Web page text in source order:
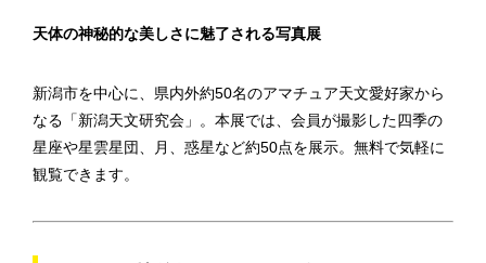
天体の神秘的な美しさに魅了される写真展
新潟市を中心に、県内外約50名のアマチュア天文愛好家から
なる「新潟天文研究会」。本展では、会員が撮影した四季の
星座や星雲星団、月、惑星など約50点を展示。無料で気軽に
観覧できます。